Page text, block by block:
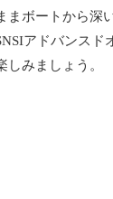
ボートから深
アドバンスド
みましょう。